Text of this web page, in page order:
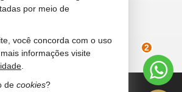
Política de Privacidade
2
por meio de
você concorda com o uso
mais informações visite
de cookies?